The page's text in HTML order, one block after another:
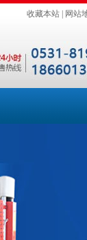
收藏本站 网站